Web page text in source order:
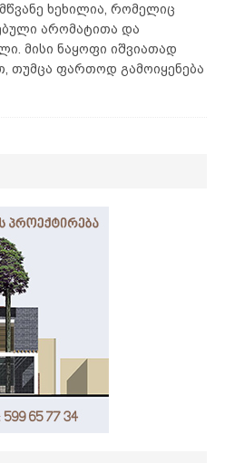
ხეხილია, რომელიც
არომატითა და
მისი ნაყოფი იშვიათად
თუმცა ფართოდ გამოიყენება